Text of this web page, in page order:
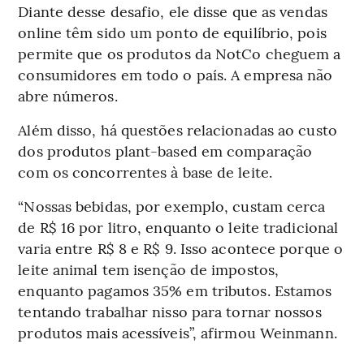
Diante desse desafio, ele disse que as vendas
online têm sido um ponto de equilíbrio, pois
permite que os produtos da NotCo cheguem a
consumidores em todo o país. A empresa não
abre números.
Além disso, há questões relacionadas ao custo
dos produtos plant-based em comparação
com os concorrentes à base de leite.
“Nossas bebidas, por exemplo, custam cerca
de R$ 16 por litro, enquanto o leite tradicional
varia entre R$ 8 e R$ 9. Isso acontece porque o
leite animal tem isenção de impostos,
enquanto pagamos 35% em tributos. Estamos
tentando trabalhar nisso para tornar nossos
produtos mais acessíveis”, afirmou Weinmann.